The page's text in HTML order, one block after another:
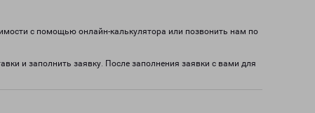
с помощью онлайн-калькулятора или позвонить нам по
и заполнить заявку. После заполнения заявки с вами для